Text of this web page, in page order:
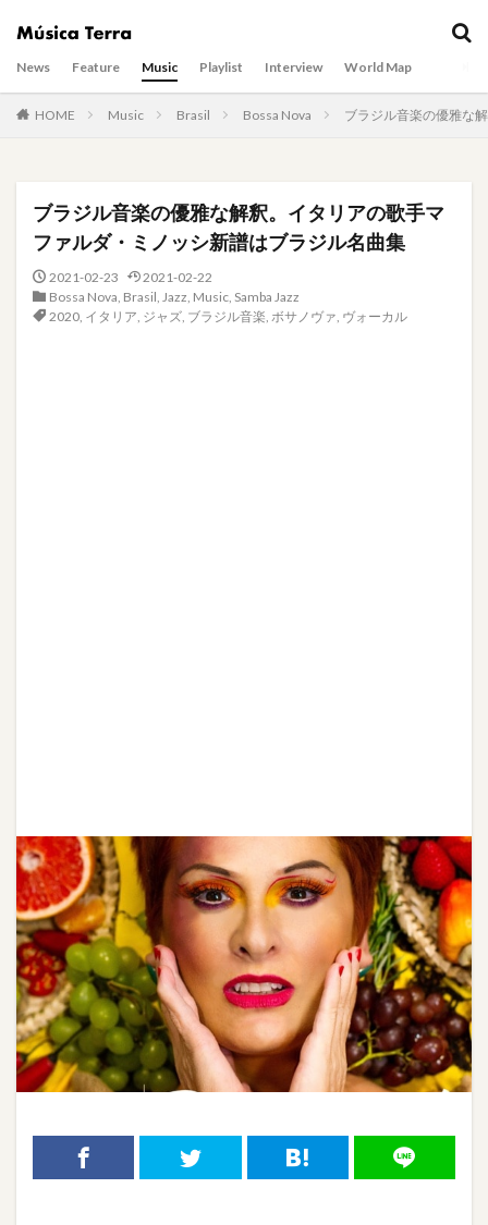
News Feature Music Playlist Interview World Map
HOME Music Brasil Bossa Nova ブラジル音楽の優雅な
ブラジル音楽の優雅な解釈。イタリアの歌手マ
ファルダ・ミノッシ新譜はブラジル名曲集
2021-02-23
2021-02-22
Bossa Nova, Brasil, Jazz, Music, Samba Jazz
2020, イタリア, ジャズ, ブラジル音楽, ボサノヴァ, ヴォーカル